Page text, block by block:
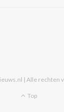
| Alle rechten
Top